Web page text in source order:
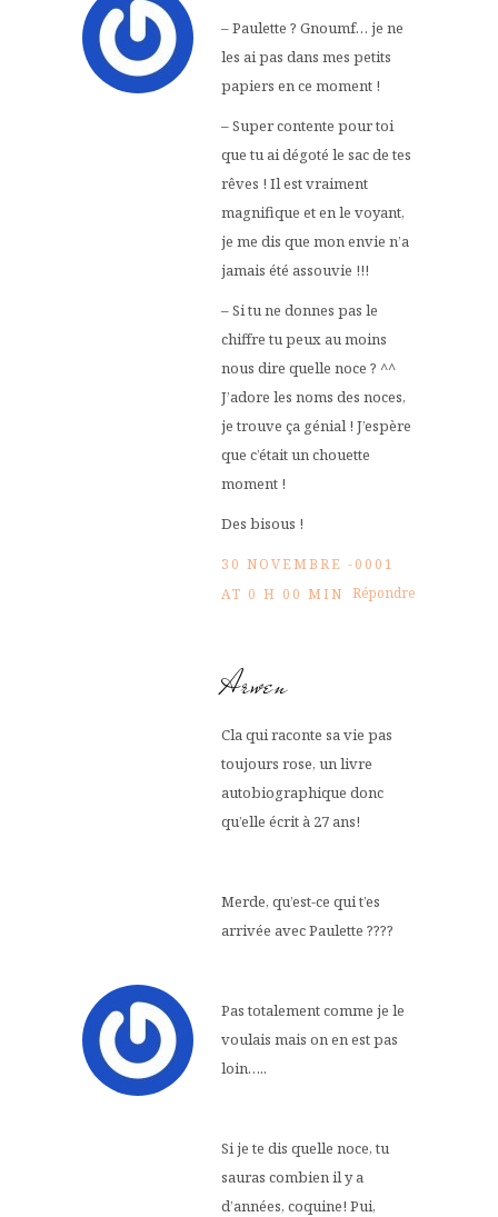
– Paulette ? Gnoumf… je ne
les ai pas dans mes petits
papiers en ce moment !
– Super contente pour toi
que tu ai dégoté le sac de tes
rêves ! Il est vraiment
magnifique et en le voyant,
je me dis que mon envie n’a
jamais été assouvie !!!
– Si tu ne donnes pas le
chiffre tu peux au moins
nous dire quelle noce ? ^^
J’adore les noms des noces,
je trouve ça génial ! J’espère
que c’était un chouette
moment !
Des bisous !
30 NOVEMBRE -0001
AT 0 H 00 MIN Répondre
Arwen
Cla qui raconte sa vie pas
toujours rose, un livre
autobiographique donc
qu’elle écrit à 27 ans!
Merde, qu’est-ce qui t’es
arrivée avec Paulette ????
Pas totalement comme je le
voulais mais on en est pas
loin…..
Si je te dis quelle noce, tu
sauras combien il y a
d’années, coquine! Pui,